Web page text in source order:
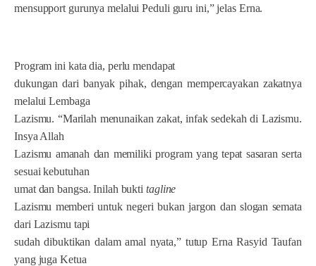
mensupport gurunya melalui Peduli guru ini,” jelas Erna.
Program ini kata dia, perlu mendapat
dukungan dari banyak pihak, dengan mempercayakan zakatnya
melalui Lembaga
Lazismu. “Marilah menunaikan zakat, infak sedekah di Lazismu.
Insya Allah
Lazismu amanah dan memiliki program yang tepat sasaran serta
sesuai kebutuhan
umat dan bangsa. Inilah bukti tagline
Lazismu memberi untuk negeri bukan jargon dan slogan semata
dari Lazismu tapi
sudah dibuktikan dalam amal nyata,” tutup Erna Rasyid Taufan
yang juga Ketua